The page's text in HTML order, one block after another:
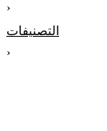
‹
التصنيفات
‹